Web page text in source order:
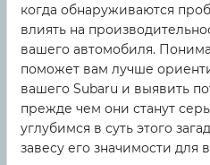
когда обнаруживаются
влиять на
вашего автомобиля.
поможет вам лучше
вашего Subaru и выявить
прежде чем они станут
углубимся в суть этого
завесу его значимости для